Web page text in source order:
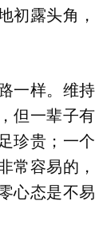
初露头角，
一样。维持
但一辈子有
珍贵；一个
常容易的，
心态是不易